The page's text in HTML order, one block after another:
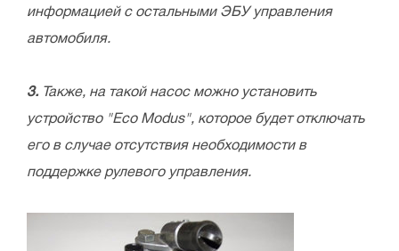
информацией с остальными ЭБУ управления
автомобиля.
3. Также, на такой насос можно установить
устройство "Eco Modus", которое будет отключать
его в случае отсутствия необходимости в
поддержке рулевого управления.